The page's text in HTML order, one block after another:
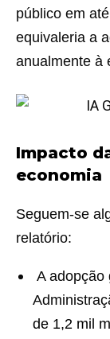
público em
equivaleria a
anualmente à
Impacto
economia
Seguem-se
relatório:
A adopção
de 1,2 mil